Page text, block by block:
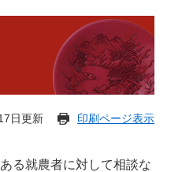
日更新 印刷ページ表示
る就農者に対して相談な